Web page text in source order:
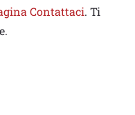
Contattaci. Ti